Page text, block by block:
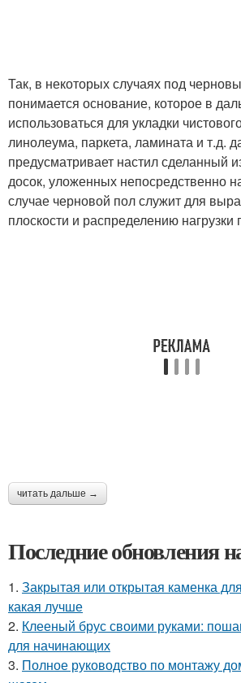
Так, в некоторых случаях под
понимается основание, которое в
использоваться для укладки
линолеума, паркета, ламината и т.д.
предусматривает настил сделанный
досок, уложенных непосредственно
случае черновой пол служит для
плоскости и распределению
читать дальше →
Последние обновления
1. Закрытая или открытая каменка
какая лучше
2. Клееный брус своими руками:
для начинающих
3. Полное руководство по монтажу